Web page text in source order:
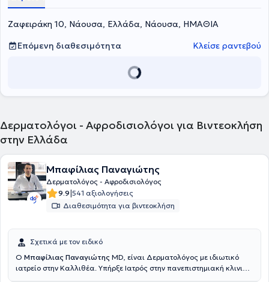
Ζαφειράκη 10, Νάουσα, Ελλάδα, Νάουσα, ΗΜΑΘΙΑ
Επόμενη διαθεσιμότητα
Κλείσε ραντεβού
Δερματολόγοι - Αφροδισιολόγοι για Βιντεοκλήση
στην Ελλάδα
Μπαφίλιας Παναγιώτης
Δερματολόγος - Αφροδισιολόγος
9.9|541 αξιολογήσεις
Διαθεσιμότητα για βιντεοκλήση
Σχετικά με τον ειδικό
Ο Μπαφίλιας Παναγιώτης MD, είναι Δερματολόγος με ιδιωτικό
ιατρείο στην Καλλιθέα. Υπήρξε Ιατρός στην πανεπιστημιακή κλινική